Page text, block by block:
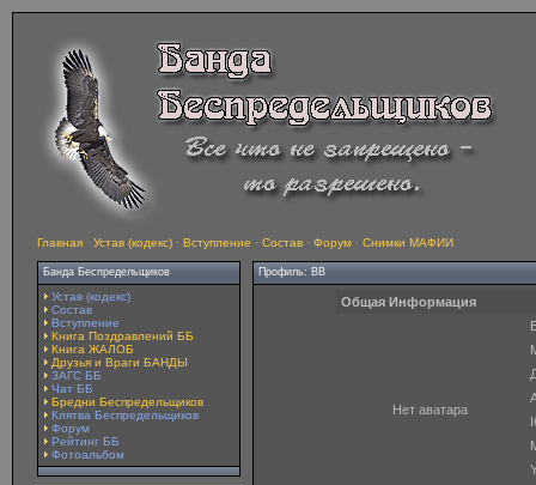
Главная · Устав (кодекс) · Вступление · Состав · Форум · Снимки МАФИИ
Банда Беспредельщиков
Устав (кодекс)
Состав
Вступление
Книга Поздравлений ББ
Книга ЖАЛОБ
Друзья и Враги БАНДЫ
ЗАГС ББ
Чат ББ
Бредни Беспредельщиков
Клятва Беспредельщиков
Форум
Рейтинг ББ
Фотоальбом
Профиль: BB
Общая Информация
Нет аватара